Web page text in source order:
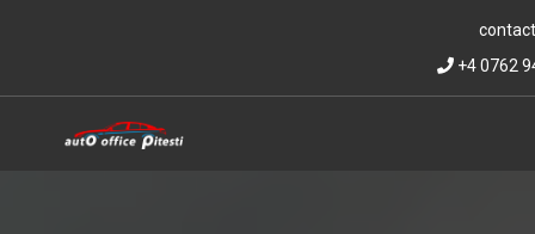
+4 0762